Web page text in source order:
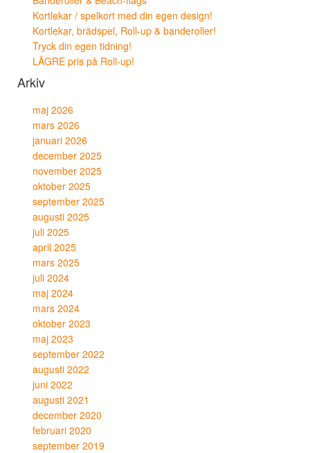
Kortlekar / spelkort med din egen design!
Kortlekar, brädspel, Roll-up & banderoller!
Tryck din egen tidning!
LÄGRE pris på Roll-up!
Arkiv
maj 2026
mars 2026
januari 2026
december 2025
november 2025
oktober 2025
september 2025
augusti 2025
juli 2025
april 2025
mars 2025
juli 2024
maj 2024
mars 2024
oktober 2023
maj 2023
september 2022
augusti 2022
juni 2022
augusti 2021
december 2020
februari 2020
september 2019